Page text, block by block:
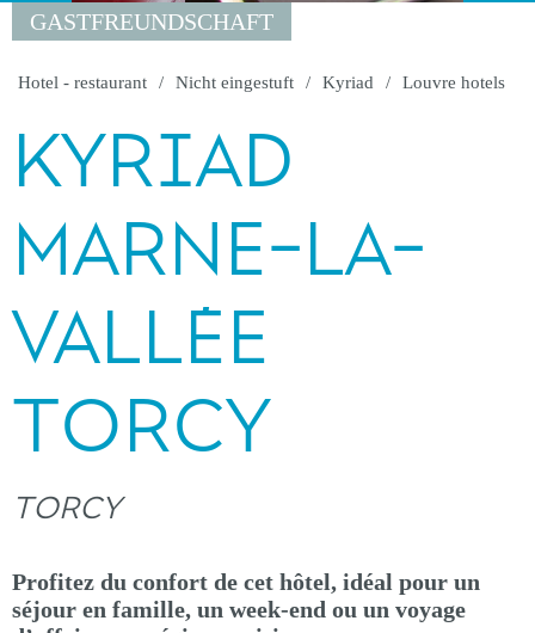
GASTFREUNDSCHAFT
Hotel - restaurant Nicht eingestuft Kyriad Louvre hotels
KYRIAD
MARNE-LA-
VALLÉE
TORCY
TORCY
Profitez du confort de cet hôtel, idéal pour un
séjour en famille, un week-end ou un voyage